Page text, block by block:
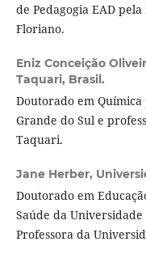
de Pedagogia EAD
Floriano.
Eniz Conceição
Taquari, Brasil.
Doutorado em
Grande do Sul e
Taquari.
Jane Herber,
Doutorado em
Saúde da
Professora da